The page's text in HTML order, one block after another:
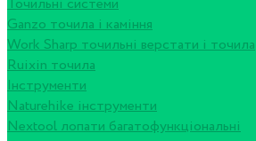
Точильні системи
Ganzo точила і каміння
Work Sharp точильні верстати і точила
Ruixin точила
Інструменти
Naturehike інструменти
Nextool лопати багатофункціональні